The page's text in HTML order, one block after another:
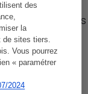
des
la
de sites tiers.
Vous pourrez
« paramétrer
2024
drives (1) des
distribution
Carrefour
Super U et